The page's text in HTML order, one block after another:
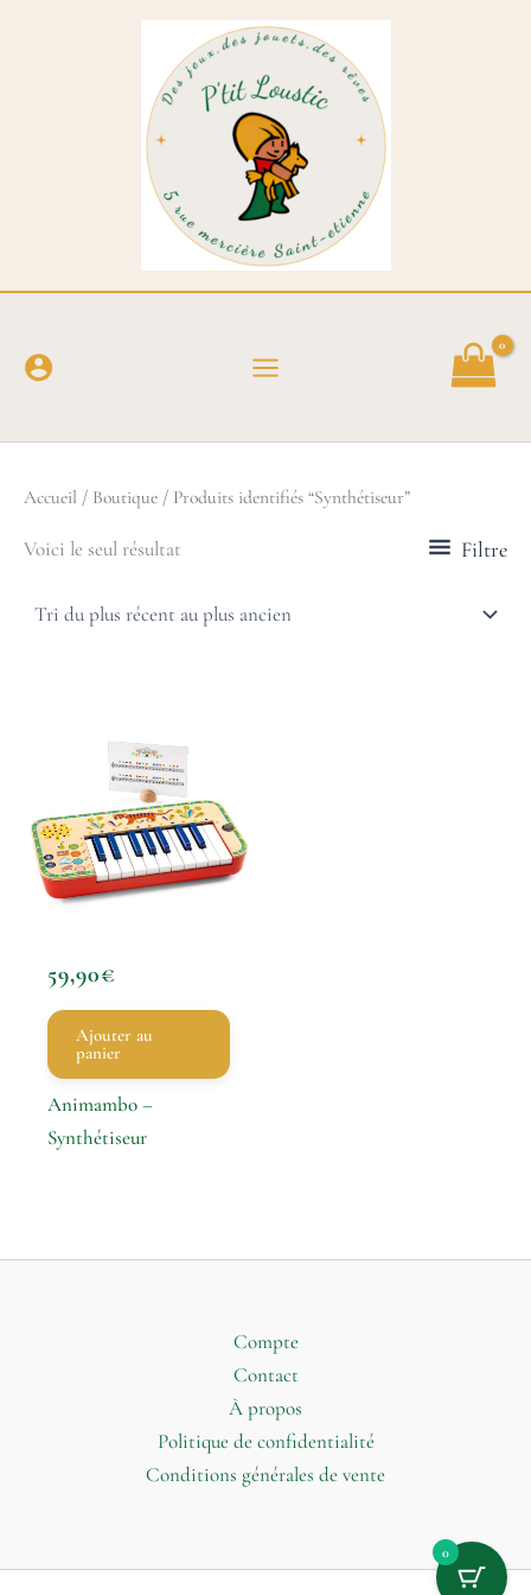
Accueil / Boutique / Produits identifiés “Synthétiseur”
Voici le seul résultat Filtre
59,90€
Ajouter au
panier
Animambo –
Synthétiseur
Compte
Contact
À propos
Politique de confidentialité
Conditions générales de vente
0